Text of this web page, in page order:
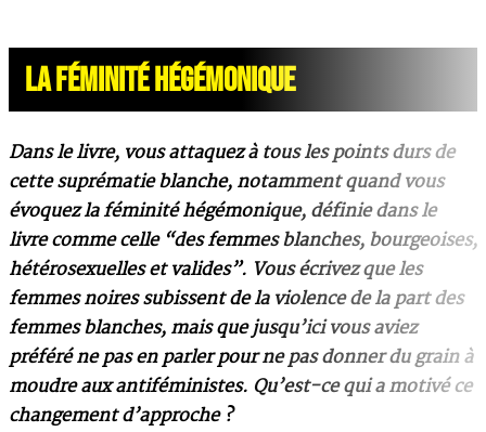
LA FÉMINITÉ HÉGÉMONIQUE
Dans le livre, vous attaquez à tous les points durs de
cette suprématie blanche, notamment quand vous
évoquez la féminité hégémonique, définie dans le
livre comme celle “des femmes blanches, bourgeoises,
hétérosexuelles et valides”. Vous écrivez que les
femmes noires subissent de la violence de la part des
femmes blanches, mais que jusqu’ici vous aviez
préféré ne pas en parler pour ne pas donner du grain à
moudre aux antiféministes. Qu’est-ce qui a motivé ce
changement d’approche ?